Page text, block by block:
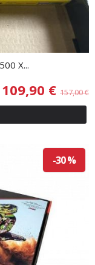
X...
109,90 € 157,00 €
-30 %